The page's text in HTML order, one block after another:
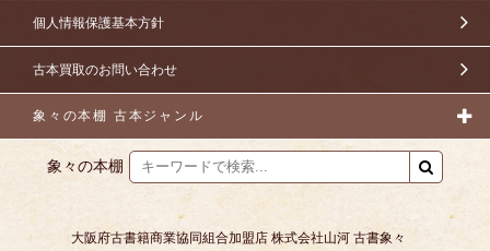
個人情報保護基本方針
古本買取のお問い合わせ
象々の本棚 古本ジャンル
象々の本棚
大阪府古書籍商業協同組合加盟店 株式会社山河 古書象々